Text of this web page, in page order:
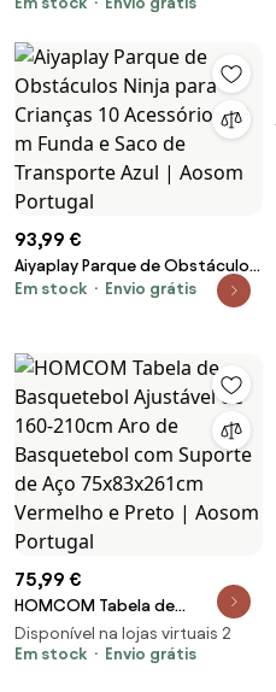
Divertido Prático Ø38 cm Preto
| Aosom Portugal
93,99 €
Aiyaplay Parque de Obstáculos
Ninja para Crianças 10
Portugal
Em stock Envio grátis
75,99 €
HOMCOM Tabela de
Basquetebol Ajustável de 160-
210cm Aro de Basquetebol com
Disponível na lojas virtuais 2
Em stock
Envio grátis